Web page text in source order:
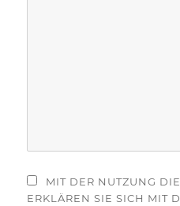
MIT DER NUTZUNG
ERKLÄREN SIE SICH MIT